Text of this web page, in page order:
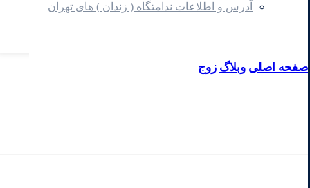
آدرس و اطلاعات ندامتگاه ( زندان ) های تهران
صفحه اصلی وبلاگ زوج